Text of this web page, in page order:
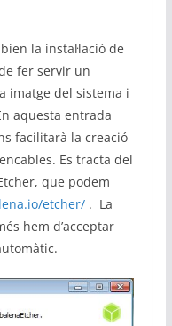
la instal·lació de
fer servir un
imatge del sistema i
aquesta entrada
facilitarà la creació
Es tracta del
que podem
etcher/. La
hem d’acceptar